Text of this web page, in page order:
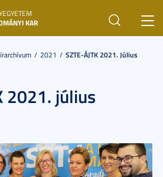
KAR
2021 SZTE-ÁJTK 2021. Július
2021. július